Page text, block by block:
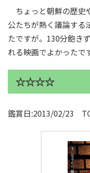
ちょっと朝鮮の歴史
公たちが熱く議論する
たですが。130分飽き
れる映画でよかったで
☆☆☆☆
鑑賞日:2013/02/23